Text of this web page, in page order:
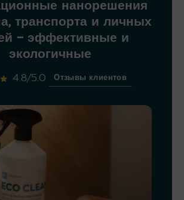
нанорешения
транспорта и личных
– эффективные и
экологичные
4.8/5.0 Отзывы клиентов